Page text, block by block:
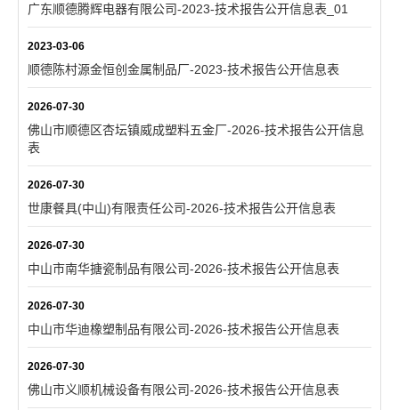
广东顺德腾辉电器有限公司-2023-技术报告公开信息表_01
2023-03-06
顺德陈村源金恒创金属制品厂-2023-技术报告公开信息表
2026-07-30
佛山市顺德区杏坛镇威成塑料五金厂-2026-技术报告公开信息
表
2026-07-30
世康餐具(中山)有限责任公司-2026-技术报告公开信息表
2026-07-30
中山市南华搪瓷制品有限公司-2026-技术报告公开信息表
2026-07-30
中山市华迪橡塑制品有限公司-2026-技术报告公开信息表
2026-07-30
佛山市义顺机械设备有限公司-2026-技术报告公开信息表